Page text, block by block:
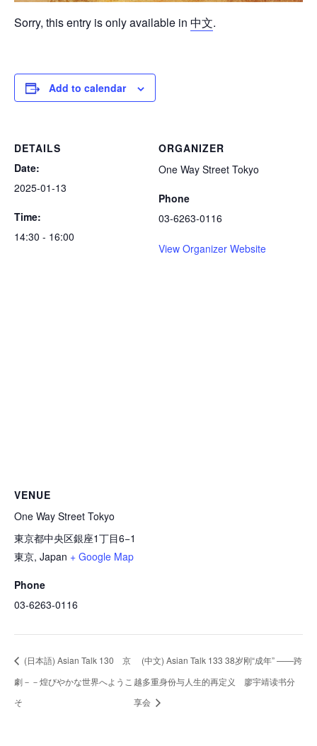
Sorry, this entry is only available in 中文.
Add to calendar
DETAILS
Date:
2025-01-13
Time:
14:30 - 16:00
ORGANIZER
One Way Street Tokyo
Phone
03-6263-0116
View Organizer Website
VENUE
One Way Street Tokyo
東京都中央区銀座1丁目6−1
東京, Japan + Google Map
Phone
03-6263-0116
(日本語) Asian Talk 130 京
劇－－煌びやかな世界へようこ
そ
(中文) Asian Talk 133 38岁刚“成年” ——跨
越多重身份与人生的再定义 廖宇靖读书分
享会